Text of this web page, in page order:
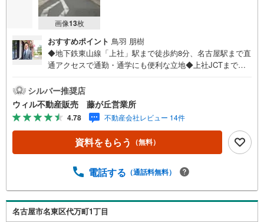
画像13枚
おすすめポイント 鳥羽 朋樹
◆地下鉄東山線「上社」駅まで徒歩約8分、名古屋駅まで直
通アクセスで通勤・通学にも便利な立地◆上社JCTまで車
無しの為、お好みのハウスメーカーで自分好みの間取りや
デザインを採用したこだわりの家づくりが可能◆前面道路
幅員約6.5mの公道に面し、駐車にも十分なスペース◆「猪
高小学校」、「猪高中学校」まで徒歩8分で通学可能◆「フ
ィールクオリテ上社店」まで徒歩約8分と毎日のお買い物に
も困らない住環境◆「すぎやま病院」まで徒歩約2分と医療
時間はお電話が繋がりやすくなっております。お気軽にご
りご希望の日時をご記入いただけますとスムーズにご案内
が可能です。**住宅ローン**諸費用込融資や築年数の古い物
件のローンも得意としており、最適な銀行をご提案しま
シルバー推奨店
ウィル不動産販売 藤が丘営業所
4.78 不動産会社レビュー 14件
資料をもらう （無料）
電話する （通話料無料）
名古屋市名東区代万町1丁目